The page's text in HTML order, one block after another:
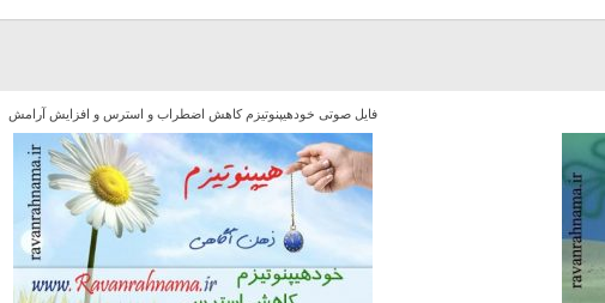
فایل صوتی خودهیپنوتیزم کاهش اضطراب و استرس و افزایش آرامش